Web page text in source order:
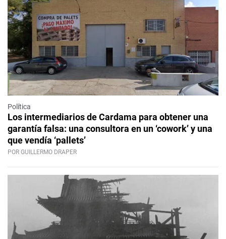
Política
Los intermediarios de Cardama para obtener una
garantía falsa: una consultora en un ‘cowork’ y una
que vendía ‘pallets’
POR GUILLERMO DRAPER